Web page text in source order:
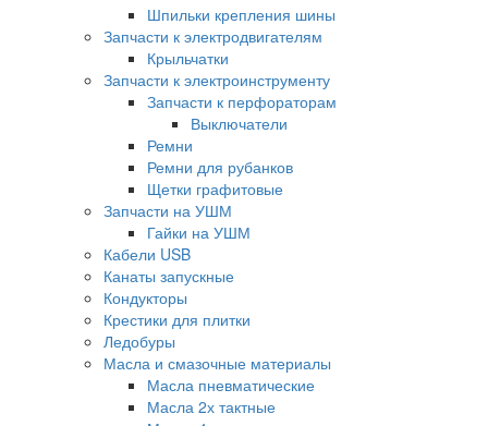
Шпильки крепления шины
Запчасти к электродвигателям
Крыльчатки
Запчасти к электроинструменту
Запчасти к перфораторам
Выключатели
Ремни
Ремни для рубанков
Щетки графитовые
Запчасти на УШМ
Гайки на УШМ
Кабели USB
Канаты запускные
Кондукторы
Крестики для плитки
Ледобуры
Масла и смазочные материалы
Масла пневматические
Масла 2х тактные